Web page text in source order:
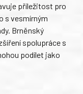
příležitost pro
s vesmírným
Brněnský
spolupráce s
podílet jako